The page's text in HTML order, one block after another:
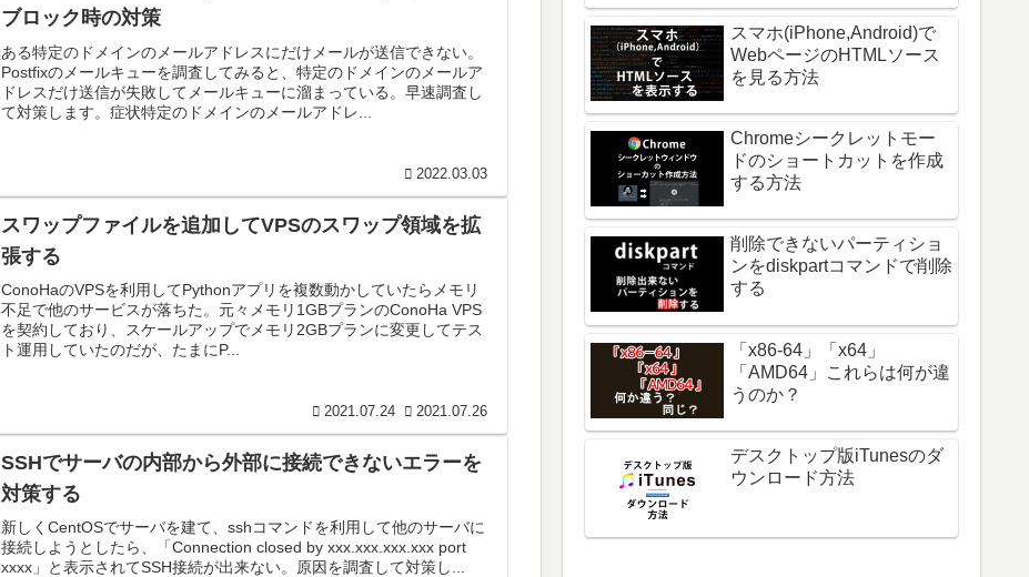
ブロック時の対策
ある特定のドメインのメールアドレスにだけメールが送信できない。
Postfixのメールキューを調査してみると、特定のドメインのメールア
ドレスだけ送信が失敗してメールキューに溜まっている。早速調査し
て対策します。症状特定のドメインのメールアドレ...
2022.03.03
スワップファイルを追加してVPSのスワップ領域を拡
張する
ConoHaのVPSを利用してPythonアプリを複数動かしていたらメモリ
不足で他のサービスが落ちた。元々メモリ1GBプランのConoHa VPS
を契約しており、スケールアップでメモリ2GBプランに変更してテス
ト運用していたのだが、たまにP...
2021.07.24 2021.07.26
SSHでサーバの内部から外部に接続できないエラーを
対策する
新しくCentOSでサーバを建て、sshコマンドを利用して他のサーバに
接続しようとしたら、「Connection closed by xxx.xxx.xxx.xxx port
xxxx」と表示されてSSH接続が出来ない。原因を調査して対策し...
スマホ(iPhone,Android)で
WebページのHTMLソース
を見る方法
Chromeシークレットモー
ドのショートカットを作成
する方法
削除できないパーティショ
ンをdiskpartコマンドで削除
する
「x86-64」「x64」
「AMD64」これらは何が違
うのか？
デスクトップ版iTunesのダ
ウンロード方法